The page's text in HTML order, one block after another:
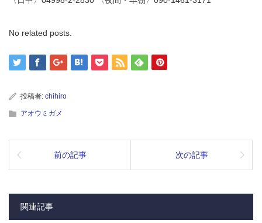
No related posts.
投稿者: chihiro
アオウミガメ
前の記事 次の記事
関連記事